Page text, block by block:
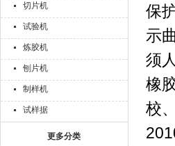
切片机
试验机
炼胶机
刨片机
制样机
试样据
更多分类
保
示
须
橡
校